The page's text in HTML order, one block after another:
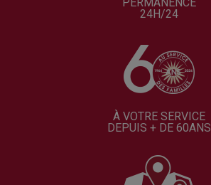
PERMANENCE
24H/24
À VOTRE SERVICE
DEPUIS + DE 60ANS